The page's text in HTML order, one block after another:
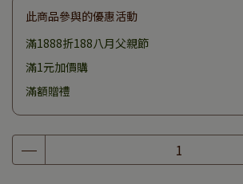
此商品參與的優惠活動
滿1888折188八月父親節
滿1元加價購
滿額贈禮